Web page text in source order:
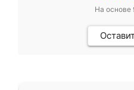
На основе